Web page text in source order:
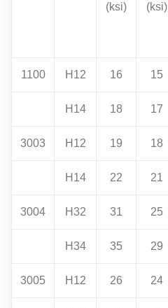
(ksi) (ksi)
1100 H12 16 15
H14 18 17
3003 H12 19 18
H14 22 21
3004 H32 31 25
H34 35 29
3005 H12 26 24